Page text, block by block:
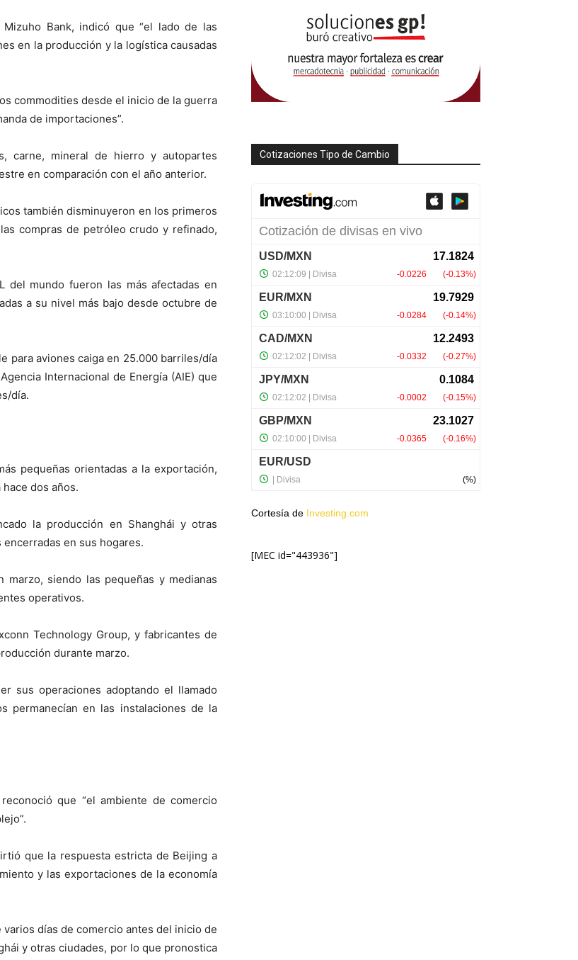
Bank, indicó que “el lado de las
en la producción y la logística causadas
commodities desde el inicio de la guerra
de importaciones”.
carne, mineral de hierro y autopartes
en comparación con el año anterior.
también disminuyeron en los primeros
compras de petróleo crudo y refinado,
del mundo fueron las más afectadas en
a su nivel más bajo desde octubre de
para aviones caiga en 25.000 barriles/día
Internacional de Energía (AIE) que
día.
pequeñas orientadas a la exportación,
dos años.
la producción en Shanghái y otras
en sus hogares.
siendo las pequeñas y medianas
operativos.
Technology Group, y fabricantes de
durante marzo.
sus operaciones adoptando el llamado
permanecían en las instalaciones de la
que “el ambiente de comercio
que la respuesta estricta de Beijing a
y las exportaciones de la economía
días de comercio antes del inicio de
y otras ciudades, por lo que pronostica
Cotizaciones Tipo de Cambio
Cortesía de Investing.com
[MEC id="443936"]